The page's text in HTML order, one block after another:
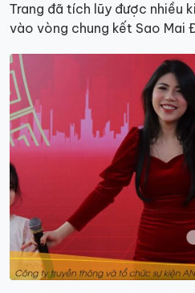
Trang đã tích lũy được nhiều
vào vòng chung kết Sao Mai